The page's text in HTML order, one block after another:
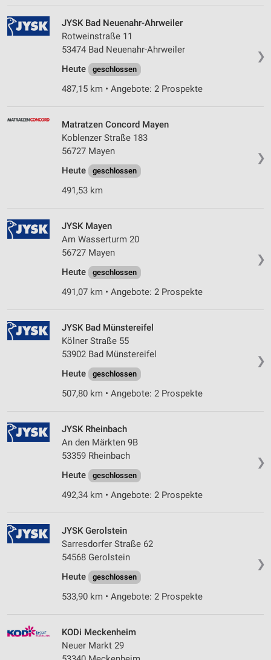
❯
JYSK Bad Neuenahr-Ahrweiler
Rotweinstraße 11
53474 Bad Neuenahr-Ahrweiler
Heute
geschlossen
487,15 km • Angebote: 2 Prospekte
❯
Matratzen Concord Mayen
Koblenzer Straße 183
56727 Mayen
Heute
geschlossen
491,53 km
❯
JYSK Mayen
Am Wasserturm 20
56727 Mayen
Heute
geschlossen
491,07 km • Angebote: 2 Prospekte
❯
JYSK Bad Münstereifel
Kölner Straße 55
53902 Bad Münstereifel
Heute
geschlossen
507,80 km • Angebote: 2 Prospekte
❯
JYSK Rheinbach
An den Märkten 9B
53359 Rheinbach
Heute
geschlossen
492,34 km • Angebote: 2 Prospekte
❯
JYSK Gerolstein
Sarresdorfer Straße 62
54568 Gerolstein
Heute
geschlossen
533,90 km • Angebote: 2 Prospekte
KODi Meckenheim
Neuer Markt 29